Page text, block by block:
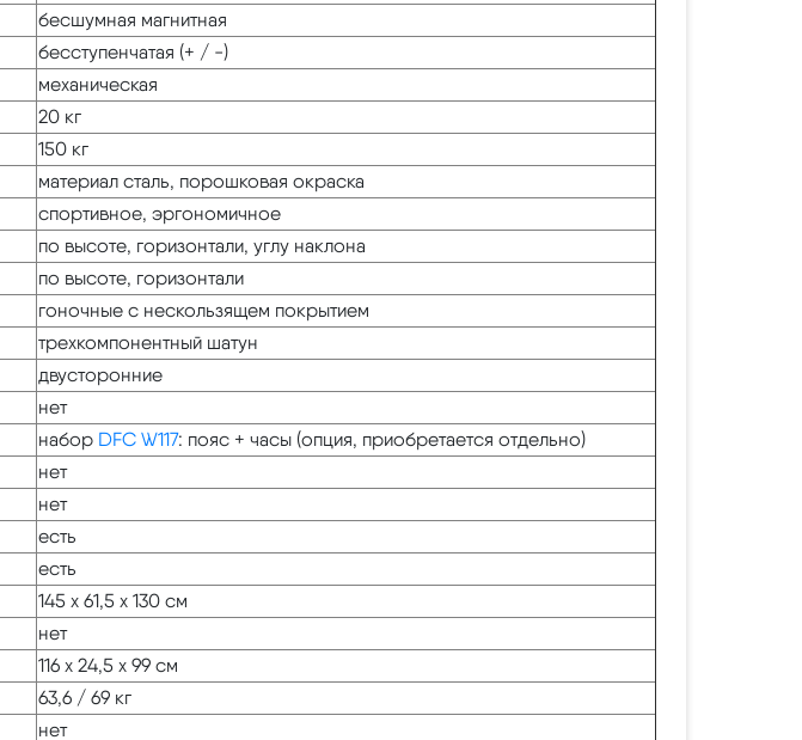
бесшумная магнитная
бесступенчатая (+ / -)
механическая
20 кг
150 кг
материал сталь, порошковая окраска
спортивное, эргономичное
по высоте, горизонтали, углу наклона
по высоте, горизонтали
гоночные с нескользящем покрытием
трехкомпонентный шатун
двусторонние
нет
набор DFC W117: пояс + часы (опция, приобретается отдельно)
нет
нет
есть
есть
145 х 61,5 х 130 см
нет
116 х 24,5 х 99 см
63,6 / 69 кг
нет